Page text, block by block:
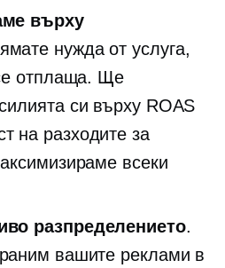
върху
нужда от услуга,
отплаща. Ще
си върху ROAS
на разходите за
всеки
разпределението.
вашите реклами в